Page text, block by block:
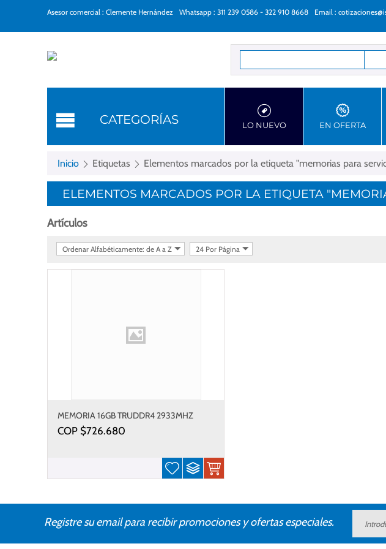
Asesor comercial : Clemente Hernández Whatsapp : 311 239 0586 - 322 910 8668 Email :
CATEGORÍAS LO NUEVO EN OFERTA
Inicio Etiquetas Elementos marcados por la etiqueta "memorias para
ELEMENTOS MARCADOS POR LA ETIQUETA
Artículos
Ordenar Alfabéticamente: de A a Z 24 Por Página
MEMORIA 16GB TRUDDR4 2933MHZ
COP $726.680
Registre su email para recibir promociones y ofertas especiales.